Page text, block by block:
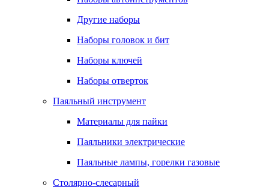
Другие наборы
Наборы головок и бит
Наборы ключей
Наборы отверток
Паяльный инструмент
Материалы для пайки
Паяльники электрические
Паяльные лампы, горелки газовые
Столярно-слесарный